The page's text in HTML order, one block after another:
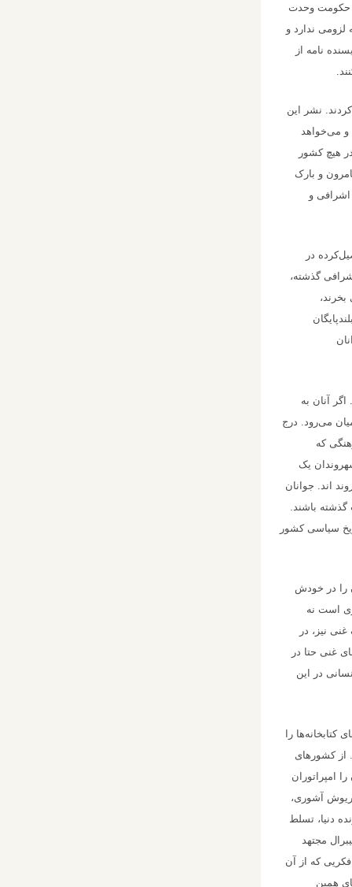
حکومت وحدت
لزومی ندارد و
نامه از
نشر این
و می‌خواهد
هیچ کشور
و بارک
اشرافی و
در
گذشته،
بخرند،
آنان به
می‌رود. درج
که
یک
اند. جوانان
باشند.
سیاسی کشور
را در خودش
است نه
نیز، در
غنی حتا در
در این
را
از کشورهای
امپراتوران
آشوری،
دنیا، تسلط
مجتهد
که از آن
همین